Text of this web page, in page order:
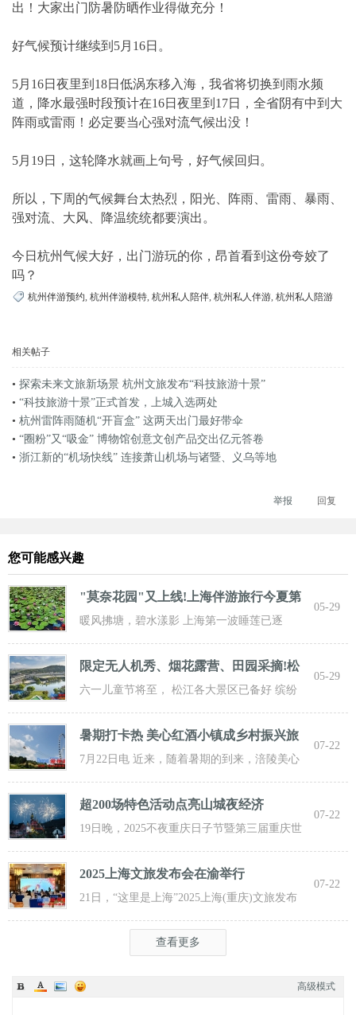
出！大家出门防暑防晒作业得做充分！
好气候预计继续到5月16日。
5月16日夜里到18日低涡东移入海，我省将切换到雨水频
道，降水最强时段预计在16日夜里到17日，全省阴有中到大
阵雨或雷雨！必定要当心强对流气候出没！
5月19日，这轮降水就画上句号，好气候回归。
所以，下周的气候舞台太热烈，阳光、阵雨、雷雨、暴雨、
强对流、大风、降温统统都要演出。
今日杭州气候大好，出门游玩的你，昂首看到这份夸姣了
吗？
杭州伴游预约, 杭州伴游模特, 杭州私人陪伴, 杭州私人伴游, 杭州私人陪游
相关帖子
• 探索未来文旅新场景 杭州文旅发布“科技旅游十景”
• “科技旅游十景”正式首发，上城入选两处
• 杭州雷阵雨随机“开盲盒” 这两天出门最好带伞
• “圈粉”又“吸金” 博物馆创意文创产品交出亿元答卷
• 浙江新的“机场快线” 连接萧山机场与诸暨、义乌等地
回复
举报
您可能感兴趣
"莫奈花园"又上线!上海伴游旅行今夏第
一波
暖风拂塘，碧水漾影 上海第一波睡莲已逐
步“复苏” 粉白嫣红的花朵浮于水面 趁花期正
05-29
限定无人机秀、烟花露营、田园采摘!松
江遛
六一儿童节将至， 松江各大景区已备好 缤纷
活动与超值福利， 从主题乐土到田园乡野，
05-29
暑期打卡热 美心红酒小镇成乡村振兴旅
游新
7月22日电 近来，随着暑期的到来，涪陵美心
红酒小镇迎来了大批游客前来打卡，
07-22
超200场特色活动点亮山城夜经济
19日晚，2025不夜重庆日子节暨第三届重庆世
界啤酒文化节发动活动在重庆市九龙坡
07-22
2025上海文旅发布会在渝举行
21日，“这里是上海”2025上海(重庆)文旅发布
会在渝举行，全方位展示上海文旅
07-22
查看更多
高级模式